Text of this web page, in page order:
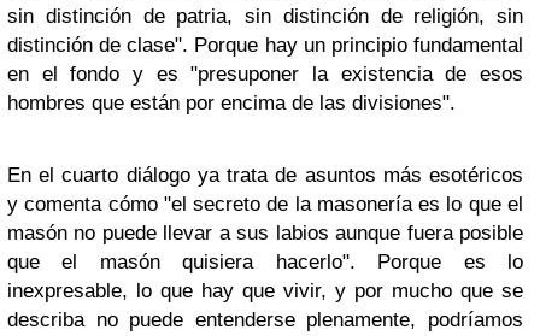
sin distinción de patria, sin distinción de religión, sin
distinción de clase". Porque hay un principio fundamental
en el fondo y es "presuponer la existencia de esos
hombres que están por encima de las divisiones".
En el cuarto diálogo ya trata de asuntos más esotéricos
y comenta cómo "el secreto de la masonería es lo que el
masón no puede llevar a sus labios aunque fuera posible
que el masón quisiera hacerlo". Porque es lo
inexpresable, lo que hay que vivir, y por mucho que se
describa no puede entenderse plenamente, podríamos